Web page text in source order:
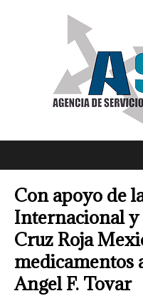
Con apoyo de
Internacional y
Cruz Roja
medicamentos
Angel F. Tovar